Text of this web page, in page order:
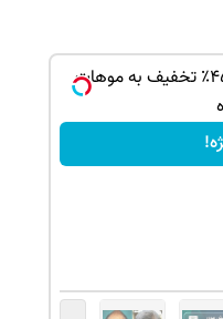
شامپو جلبک اسپیرولینارو با ۴۵٪ تخفیف به موهات